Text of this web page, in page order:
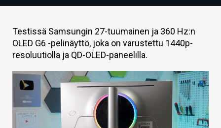
TIETOA
HINTA.FI
KAUPPA
VAIHDA TEEMA
Testissä Samsungin 27-tuumainen ja 360 Hz:n
OLED G6 -pelinäyttö, joka on varustettu 1440p-
resoluutiolla ja QD-OLED-paneelilla.